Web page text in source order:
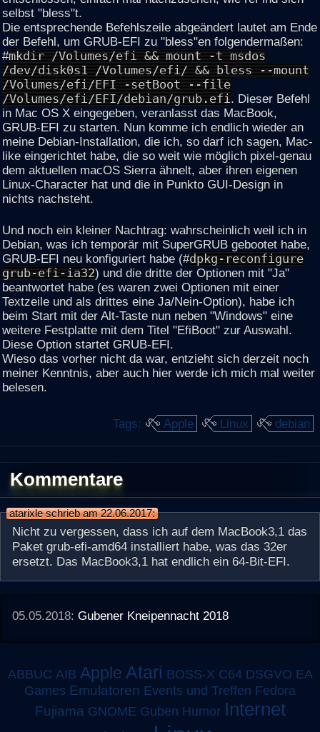
selbst "bless"t.
Die entsprechende Befehlszeile abgeändert lautet am Ende
der Befehl, um GRUB-EFI zu "bless"en folgendermaßen:
#mkdir /Volumes/efi && mount -t msdos
/dev/disk0s1 /Volumes/efi/ && bless --mount
/Volumes/efi/EFI -setBoot --file
/Volumes/efi/EFI/debian/grub.efi. Dieser Befehl
in Mac OS X eingegeben, veranlasst das MacBook,
GRUB-EFI zu starten. Nun komme ich endlich wieder an
meine Debian-Installation, die ich, so darf ich sagen, Mac-
like eingerichtet habe, die so weit wie möglich pixel-genau
dem aktuellen macOS Sierra ähnelt, aber ihren eigenen
Linux-Character hat und die in Punkto GUI-Design in
nichts nachsteht.
Und noch ein kleiner Nachtrag: wahrscheinlich weil ich in
Debian, was ich temporär mit SuperGRUB gebootet habe,
GRUB-EFI neu konfiguriert habe (#dpkg-reconfigure
grub-efi-ia32) und die dritte der Optionen mit "Ja"
beantwortet habe (es waren zwei Optionen mit einer
Textzeile und als drittes eine Ja/Nein-Option), habe ich
beim Start mit der Alt-Taste nun neben "Windows" eine
weitere Festplatte mit dem Titel "EfiBoot" zur Auswahl.
Diese Option startet GRUB-EFI.
Wieso das vorher nicht da war, entzieht sich derzeit noch
meiner Kenntnis, aber auch hier werde ich mich mal weiter
belesen.
Tags: Apple Linux debian
Kommentare
atarixle schrieb am 22.06.2017:
Nicht zu vergessen, dass ich auf dem MacBook3,1 das
Paket grub-efi-amd64 installiert habe, was das 32er
ersetzt. Das MacBook3,1 hat endlich ein 64-Bit-EFI.
05.05.2018:Gubener Kneipennacht 2018
ABBUC AIB Apple Atari BOSS-X C64 DSGVO EA
Games Emulatoren Events und Treffen Fedora
Fujiama GNOME Guben Humor Internet